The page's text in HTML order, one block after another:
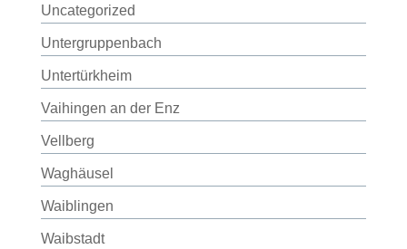
Uncategorized
Untergruppenbach
Untertürkheim
Vaihingen an der Enz
Vellberg
Waghäusel
Waiblingen
Waibstadt